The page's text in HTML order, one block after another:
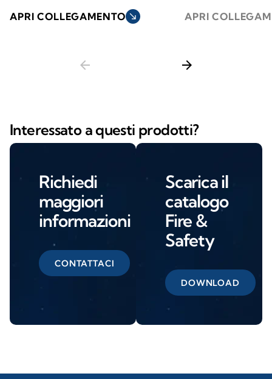
APRI COLLEGAMENTO south_east APRI
arrow_back arrow_forward
Interessato a questi prodotti?
Richiedi
maggiori
informazioni
CONTATTACI
Scarica il
catalogo
Fire &
Safety
DOWNLOAD